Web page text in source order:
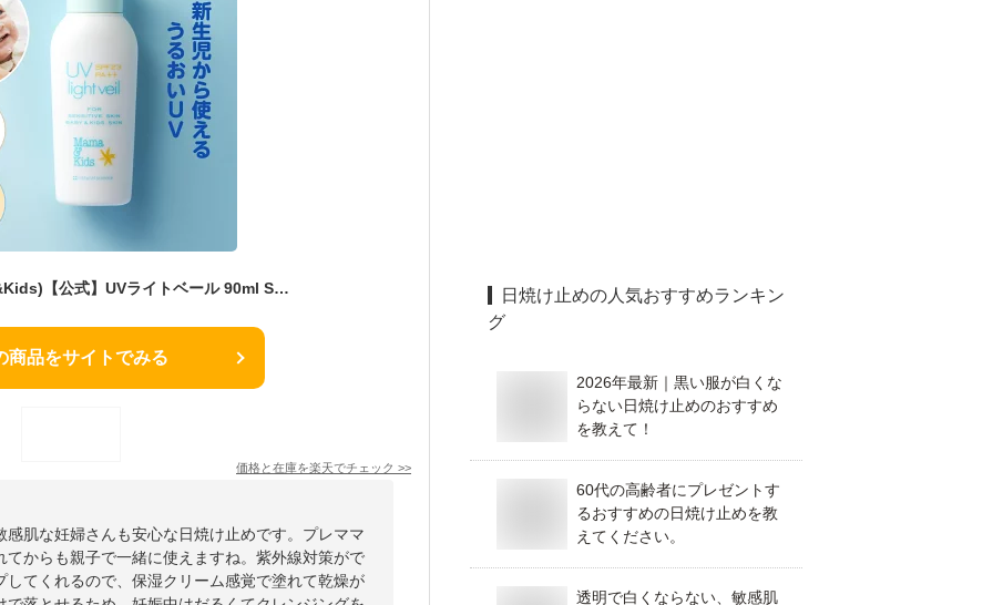
ママ&キッズ (Mama&Kids)【公式】UVライトベール 90ml SPF23／PA++ UVミルク 日焼け止め ベビー 紫外線対策 赤ちゃん 子ども 大人 キッズ 新生児 0歳 0ヶ月から 無香料 お湯で落ちる
商品をサイトでみる
価格と在庫を楽天でチェック >>
肌な妊婦さんも安心な日焼け止めです。プレママ
からも親子で一緒に使えますね。紫外線対策がで
てくれるので、保湿クリーム感覚で塗れて乾燥が
日焼け止めの人気おすすめランキン
グ
2026年最新｜黒い服が白くな
らない日焼け止めのおすすめ
を教えて！
60代の高齢者にプレゼントす
るおすすめの日焼け止めを教
えてください。
透明で白くならない、敏感肌